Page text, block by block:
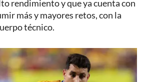
rendimiento y que ya cuenta con
más y mayores retos, con la
técnico.